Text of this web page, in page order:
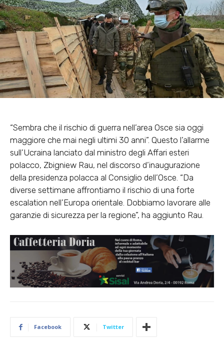
“Sembra che il rischio di guerra nell’area Osce sia oggi
maggiore che mai negli ultimi 30 anni”. Questo l’allarme
sull’Ucraina lanciato dal ministro degli Affari esteri
polacco, Zbigniew Rau, nel discorso d’inaugurazione
della presidenza polacca al Consiglio dell’Osce. “Da
diverse settimane affrontiamo il rischio di una forte
escalation nell’Europa orientale. Dobbiamo lavorare alle
garanzie di sicurezza per la regione”, ha aggiunto Rau.
Facebook Twitter